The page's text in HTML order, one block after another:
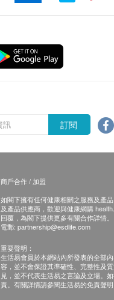
訂閱
商戶合作 / 加盟
如閣下擁有任何健康相關之服務及產
及產品供應商，歡迎與健康網購
回覆，為閣下提供更多有關合作詳情。
電郵: partnership@esdlife.com
重要聲明：
生活易會員於本網站內所發表的全部
容，並不會保證其準確性、完整性及
見，並不代表生活易之言論及立場。
責。有關詳情請參閱生活易的免責聲明